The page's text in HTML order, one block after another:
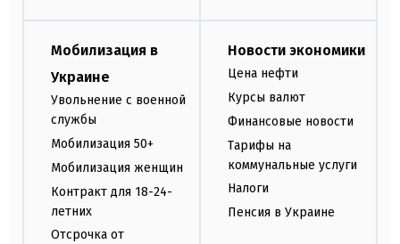
Мобилизация в
Украине
Увольнение с военной
службы
Мобилизация 50+
Мобилизация женщин
Контракт для 18-24-
летних
Отсрочка от
Новости экономики
Цена нефти
Курсы валют
Финансовые новости
Тарифы на
коммунальные услуги
Налоги
Пенсия в Украине